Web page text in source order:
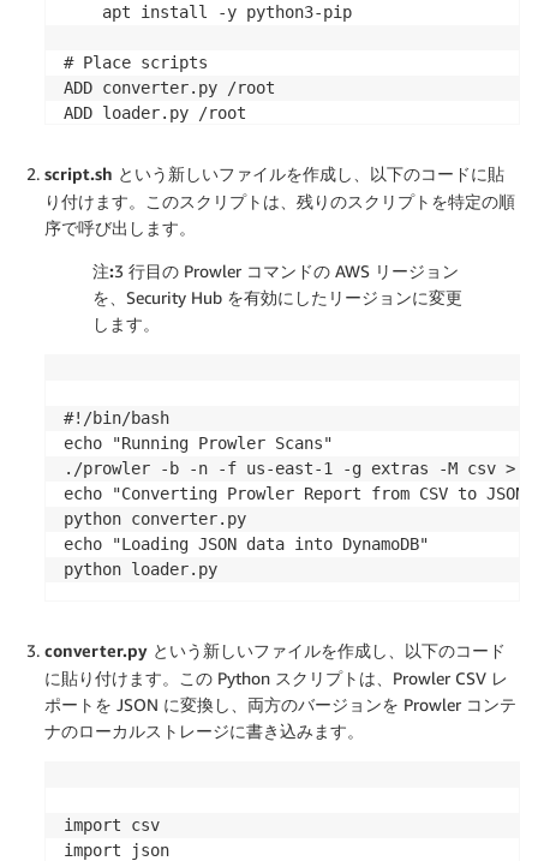
    apt install -y python3-pip
# Place scripts
ADD converter.py /root
ADD loader.py /root
# Installs prowler, moves scripts into prowler
RUN \
git clone https://github.com/toniblyx/
    mv root/converter.py /prowler && \
    mv root/loader.py /prowler && \
    mv root/script.sh /prowler
RUN pip3 install boto3
script.sh という新しいファイルを作成し、以下のコードに貼
り付けます。このスクリプトは、残りのスクリプトを特定の順
序で呼び出します。
注:3 行目の Prowler コマンドの AWS リージョン
を、Security Hub を有効にしたリージョンに変更
します。
#!/bin/bash
echo "Running Prowler Scans"
./prowler -b -n -f us-east-1 -g extras -M csv >
echo "Converting Prowler Report from CSV to JSON"
python converter.py
echo "Loading JSON data into DynamoDB"
converter.py という新しいファイルを作成し、以下のコード
に貼り付けます。この Python スクリプトは、Prowler CSV レ
ポートを JSON に変換し、両方のバージョンを Prowler コンテ
ナのローカルストレージに書き込みます。
import csv
import json